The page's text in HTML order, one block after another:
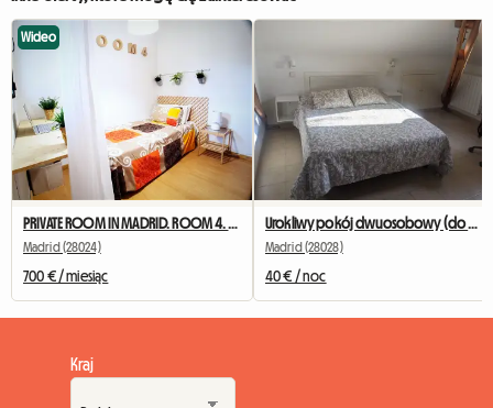
Wideo
Madrid (28024)
700 € / miesiąc
Madrid (28028)
40 € / noc
Kraj